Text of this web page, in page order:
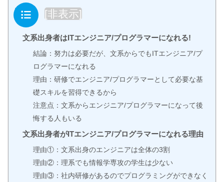
目次 [非表示]
文系出身者はITエンジニア/プログラマーになれる!
結論：努力は必要だが、文系からでもITエンジニア/プ
ログラマーになれる
理由：研修でエンジニア/プログラマーとして必要な基
礎スキルを習得できるから
注意点：文系からエンジニア/プログラマーになって後
悔する人もいる
文系出身者がITエンジニア/プログラマーになれる理由
理由①：文系出身のエンジニアは全体の3割
理由②：理系でも情報学専攻の学生は少ない
理由③：社内研修があるのでプログラミングができなく